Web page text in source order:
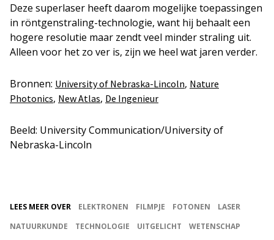
Deze superlaser heeft daarom mogelijke toepassingen
in röntgenstraling-technologie, want hij behaalt een
hogere resolutie maar zendt veel minder straling uit.
Alleen voor het zo ver is, zijn we heel wat jaren verder.
Bronnen: University of Nebraska-Lincoln, Nature
Photonics, New Atlas, De Ingenieur
Beeld: University Communication/University of
Nebraska-Lincoln
LEES MEER OVER ELEKTRONEN FILMPJE FOTONEN
LASER
NATUURKUNDE
TECHNOLOGIE UITGELICHT WETENSCHAP